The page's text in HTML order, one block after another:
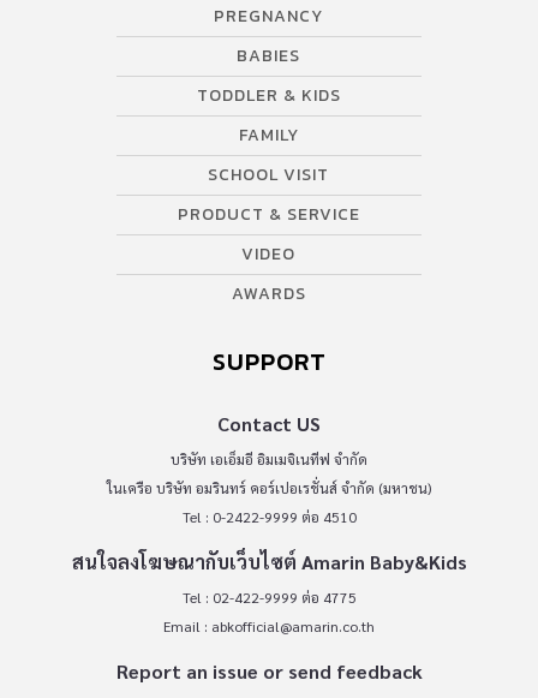
PREGNANCY
BABIES
TODDLER & KIDS
FAMILY
SCHOOL VISIT
PRODUCT & SERVICE
VIDEO
AWARDS
SUPPORT
Contact US
บริษัท เอเอ็มอี อิมเมจิเนทีฟ จำกัด
ในเครือ บริษัท อมรินทร์ คอร์เปอเรชั่นส์ จำกัด (มหาชน)
Tel : 0-2422-9999 ต่อ 4510
สนใจลงโฆษณากับเว็บไซต์ Amarin Baby&Kids
Tel : 02-422-9999 ต่อ 4775
Email : abkofficial@amarin.co.th
Report an issue or send feedback